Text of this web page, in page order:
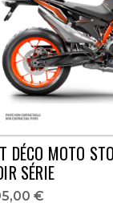
DÉCO MOTO
SÉRIE
€